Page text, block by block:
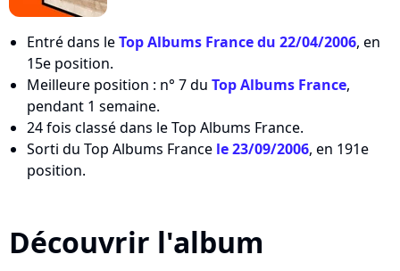
Entré dans leTop Albums France du 22/04/2006, en
15e position.
Meilleure position : n° 7 du Top Albums France,
pendant 1 semaine.
24 fois classé dans le Top Albums France.
Sorti du Top Albums France le 23/09/2006, en 191e
position.
Découvrir l'album